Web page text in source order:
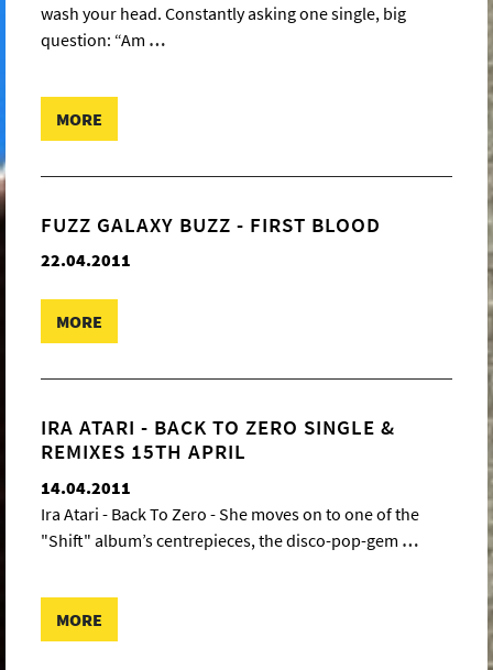
wash your head. Constantly asking one single, big
question: “Am …
MORE
FUZZ GALAXY BUZZ - FIRST BLOOD
22.04.2011
MORE
IRA ATARI - BACK TO ZERO SINGLE &
REMIXES 15TH APRIL
14.04.2011
Ira Atari - Back To Zero - She moves on to one of the
"Shift" album’s centrepieces, the disco-pop-gem …
MORE